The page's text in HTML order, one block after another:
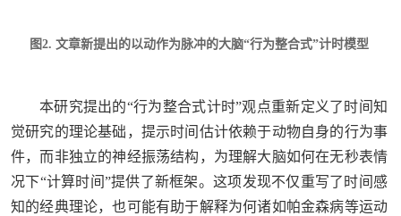
图2. 文章新提出的以动作为脉冲的大脑“行为整合式”计时模型
本研究提出的“行为整合式计时”观点重新定义了时间知
觉研究的理论基础，提示时间估计依赖于动物自身的行为事
件，而非独立的神经振荡结构，为理解大脑如何在无秒表情
况下“计算时间”提供了新框架。这项发现不仅重写了时间感
知的经典理论，也可能有助于解释为何诸如帕金森病等运动